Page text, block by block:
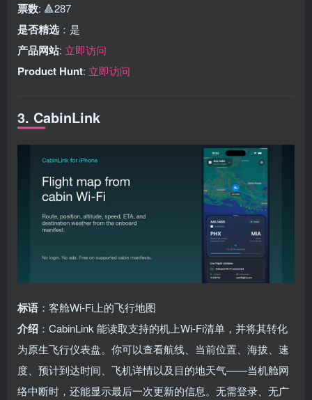
票数: 🔺287
是否精选 ：是
产品网站: 立即访问
Product Hunt: 立即访问
3. CabinLink
标语 ：客舱Wi-Fi上的飞行地图
介绍 ：CabinLink 能读取支持的机上Wi-Fi清单，并将其转化
为原生飞行仪表盘。你可以查看航线、当前位置、海拔、速
度、预计到达时间、飞机详情以及目的地天气——当机舱网
络中断时，还能显示最后一次更新的信息。无需登录、无广